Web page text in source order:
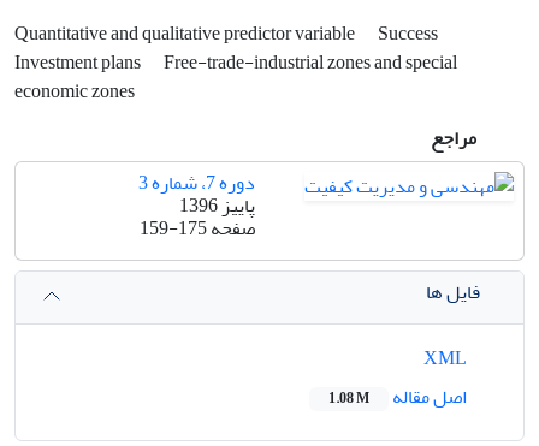
Quantitative and qualitative predictor variable
Success
Investment plans
Free-trade-industrial zones and special
economic zones
مراجع
دوره 7، شماره 3
پاییز 1396
صفحه159-175
فایل ها
اصل مقاله
1.08 M